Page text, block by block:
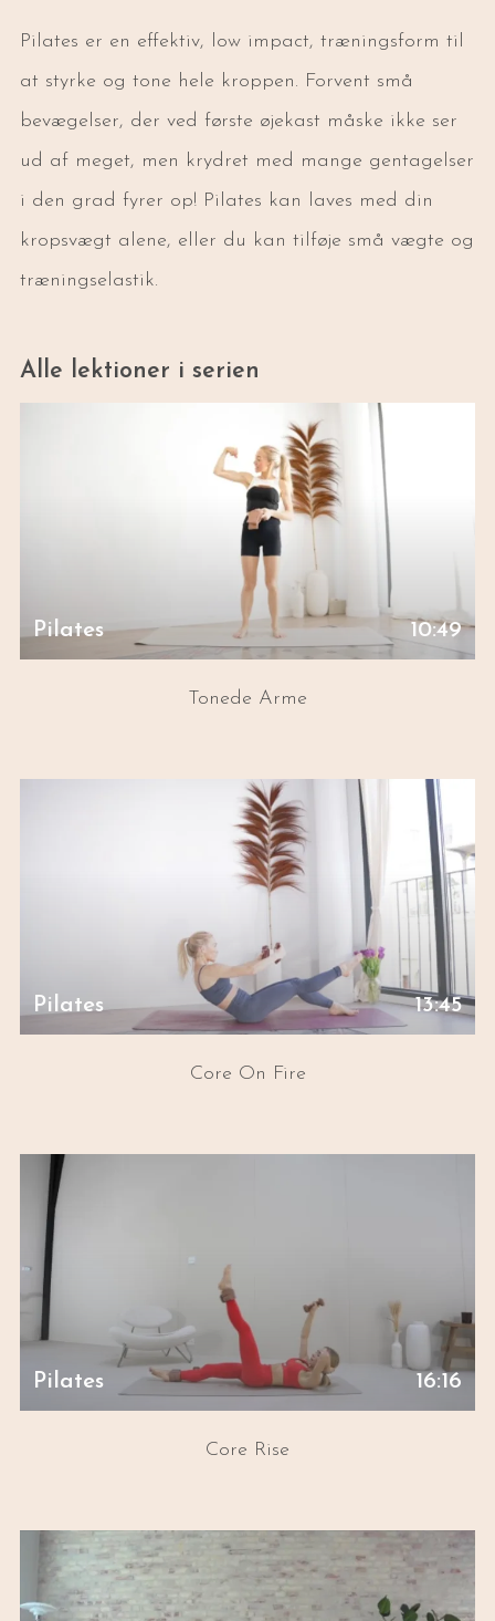
Pilates er en effektiv, low impact, træningsform til
at styrke og tone hele kroppen. Forvent små
bevægelser, der ved første øjekast måske ikke ser
ud af meget, men krydret med mange gentagelser
i den grad fyrer op! Pilates kan laves med din
kropsvægt alene, eller du kan tilføje små vægte og
træningselastik.
Alle lektioner i serien
Pilates 10:49
Tonede Arme
Pilates 13:45
Core On Fire
Pilates 16:16
Core Rise